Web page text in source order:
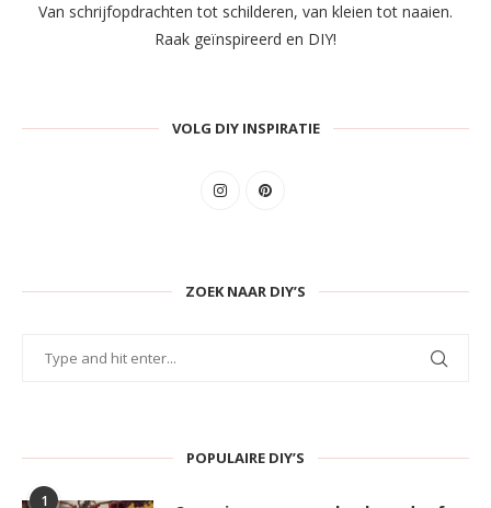
Van schrijfopdrachten tot schilderen, van kleien tot naaien.
Raak geïnspireerd en DIY!
VOLG DIY INSPIRATIE
ZOEK NAAR DIY’S
POPULAIRE DIY’S
1